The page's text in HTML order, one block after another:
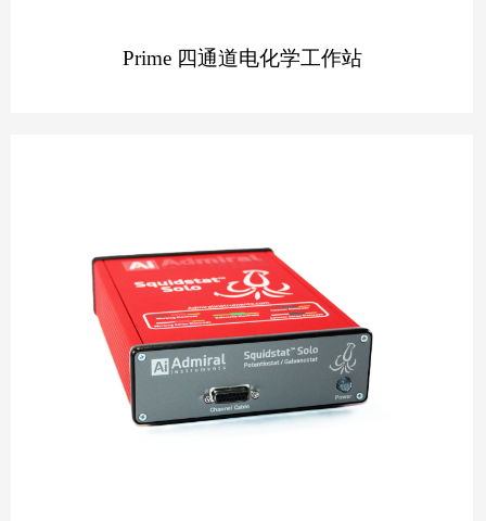
Prime 四通道电化学工作站